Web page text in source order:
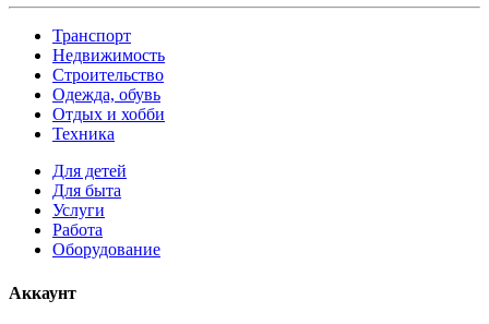
Транспорт
Недвижимость
Строительство
Одежда, обувь
Отдых и хобби
Техника
Для детей
Для быта
Услуги
Работа
Оборудование
Аккаунт